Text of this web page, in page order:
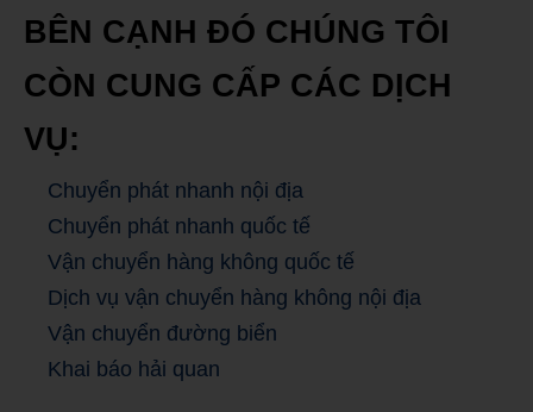
BÊN CẠNH ĐÓ CHÚNG TÔI
CÒN CUNG CẤP CÁC DỊCH
VỤ:
Chuyển phát nhanh nội địa
Chuyển phát nhanh quốc tế
Vận chuyển hàng không quốc tế
Dịch vụ vận chuyển hàng không nội địa
Vận chuyển đường biển
Khai báo hải quan